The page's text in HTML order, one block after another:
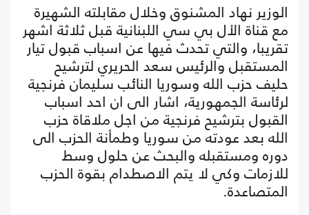
الوزير نهاد المشنوق وخلال مقابلته الشهيرة
مع قناة الأل بي سي اللبنانية قبل ثلاثة اشهر
تقريبا، والتي تحدث فيها عن اسباب قبول تيار
المستقبل والرئيس سعد الحريري لترشيح
حليف حزب الله وسوريا النائب سليمان فرنجية
لرئاسة الجمهورية، اشار الى ان احد اسباب
القبول بترشيح فرنجية من اجل ملاقاة حزب
الله بعد عودته من سوريا وطمأنة الحزب الى
دوره ومستقبله والبحث عن حلول وسط
للازمات وكي لا يتم الاصطدام بقوة الحزب
المتصاعدة.